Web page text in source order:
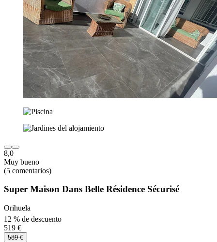
8,0
Muy bueno
(5 comentarios)
Super Maison Dans Belle Résidence Sécurisé
Orihuela
12 % de descuento
519 €
589 €